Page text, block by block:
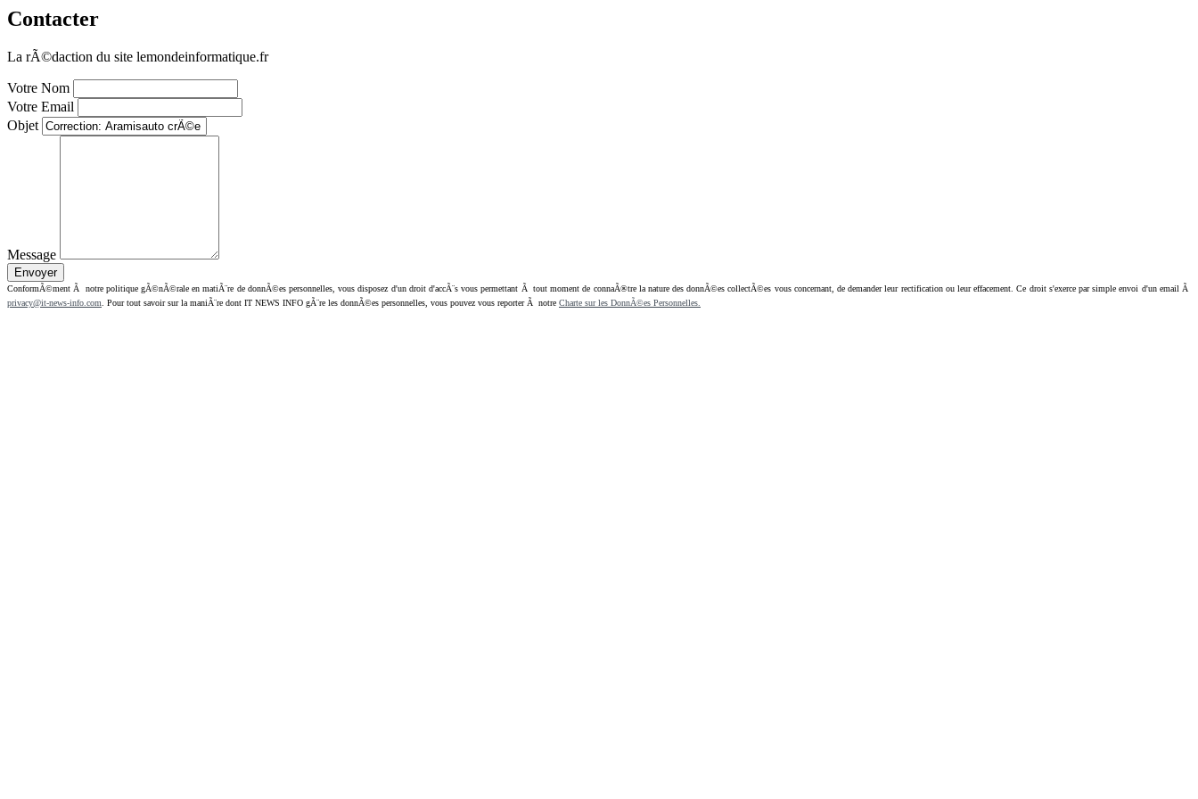
Contacter
La rÃ©daction du site lemondeinformatique.fr
Votre Nom
Votre Email
Objet
Message
ConformÃ©ment Ã notre politique gÃ©nÃ©rale en matiÃ¨re de donnÃ©es personnelles, vous disposez d'un droit d'accÃ¨s vous permettant Ã tout moment de connaÃ®tre la nature des donnÃ©es collectÃ©es vous concernant, de demander leur rectification ou leur effacement. Ce droit s'exerce par simple envoi d'un email Ã
privacy@it-news-info.com . Pour tout savoir sur la maniÃ¨re dont IT NEWS INFO gÃ¨re les donnÃ©es personnelles, vous pouvez vous reporter Ã notre Charte sur les DonnÃ©es Personnelles.